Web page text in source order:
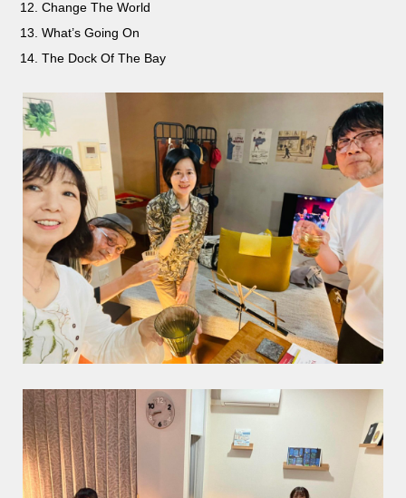
Change The World
What’s Going On
The Dock Of The Bay